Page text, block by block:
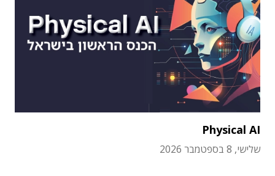
Physical AI
שלישי, 8 בספטמבר 2026